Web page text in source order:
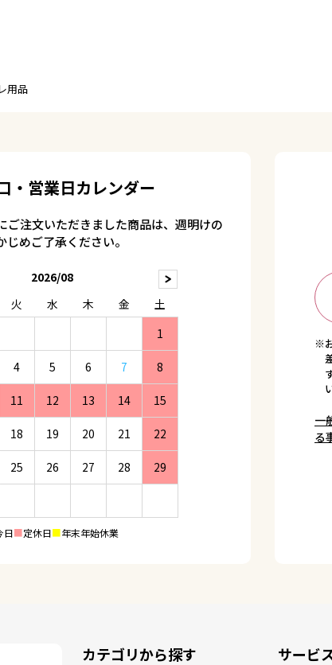
用品
・営業日カレンダー
ご注文いただきました商品は、週明けの
めご了承ください。
2026/08
火 水 木 金
土
1
4 5 6 7 8
11 12 13 14 15
18 19 20 21 22
25 26 27 28 29
日■定休日■年末年始休業
※
一
る
カテゴリから探す サービ